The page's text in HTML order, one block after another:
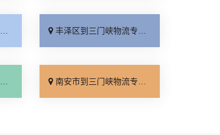
丰泽区到三门峡物流专线_整车配货「运价实惠」
南安市到三门峡物流专线_限时必达「一站式托运」